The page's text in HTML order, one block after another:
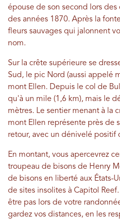
épouse de son second lors
des années 1870. Après la
fleurs sauvages qui jalonnent
nom.
Sur la crête supérieure se
Sud, le pic Nord (aussi appelé
mont Ellen. Depuis le col de
qu'à un mile (1,6 km), mais le
mètres. Le sentier menant à la
mont Ellen représente près de
retour, avec un dénivelé positif
En montant, vous apercevrez
troupeau de bisons de Henry
de bisons en liberté aux États-
de sites insolites à Capitol
être pas lors de votre
gardez vos distances, en les